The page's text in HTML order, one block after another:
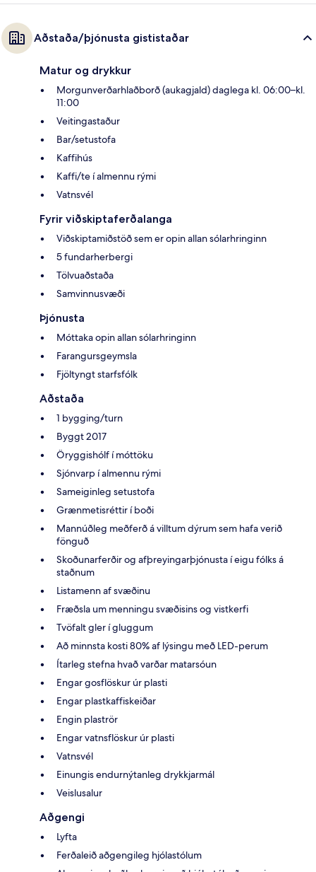
Aðstaða/þjónusta gististaðar
Matur og drykkur
Morgunverðarhlaðborð (aukagjald) daglega kl. 06:00–kl.
11:00
Veitingastaður
Bar/setustofa
Kaffihús
Kaffi/te í almennu rými
Vatnsvél
Fyrir viðskiptaferðalanga
Viðskiptamiðstöð sem er opin allan sólarhringinn
5 fundarherbergi
Tölvuaðstaða
Samvinnusvæði
Þjónusta
Móttaka opin allan sólarhringinn
Farangursgeymsla
Fjöltyngt starfsfólk
Aðstaða
1 bygging/turn
Byggt 2017
Öryggishólf í móttöku
Sjónvarp í almennu rými
Sameiginleg setustofa
Grænmetisréttir í boði
Mannúðleg meðferð á villtum dýrum sem hafa verið
fönguð
Skoðunarferðir og afþreyingarþjónusta í eigu fólks á
staðnum
Listamenn af svæðinu
Fræðsla um menningu svæðisins og vistkerfi
Tvöfalt gler í gluggum
Að minnsta kosti 80% af lýsingu með LED-perum
Ítarleg stefna hvað varðar matarsóun
Engar gosflöskur úr plasti
Engar plastkaffiskeiðar
Engin plaströr
Engar vatnsflöskur úr plasti
Vatnsvél
Einungis endurnýtanleg drykkjarmál
Veislusalur
Aðgengi
Lyfta
Ferðaleið aðgengileg hjólastólum